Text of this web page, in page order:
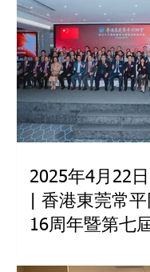
2025年4月22
| 香港東莞常
16周年暨第七